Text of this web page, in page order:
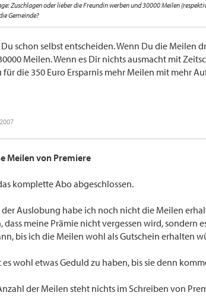
Zuschlagen oder lieber die Freundin werben und 30000 Meilen
Gemeinde?
schon selbst entscheiden. Wenn Du die Meilen
Meilen. Wenn es Dir nichts ausmacht mit
für die 350 Euro Ersparnis mehr Meilen mit mehr
Meilen von Premiere
komplette Abo abgeschlossen.
Auslobung habe ich noch nicht die Meilen
dass meine Prämie nicht vergessen wird, sondern
bis ich die Meilen wohl als Gutschein erhalten
wohl etwas Geduld zu haben, bis sie denn
der Meilen steht nichts im Schreiben von